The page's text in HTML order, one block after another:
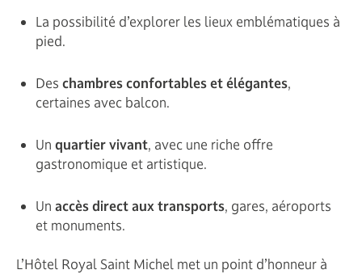
La possibilité d’explorer les lieux emblématiques à
pied.
Des chambres confortables et élégantes,
certaines avec balcon.
Un quartier vivant, avec une riche offre
gastronomique et artistique.
Un accès direct aux transports, gares, aéroports
et monuments.
L’Hôtel Royal Saint Michel met un point d’honneur à